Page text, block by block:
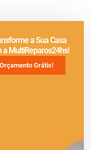
a Sua Casa
a MultiReparos24hs!
Orçamento Grátis!